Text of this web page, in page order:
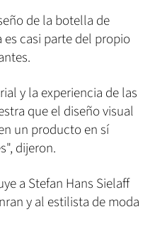
de la botella de
es casi parte del propio
y la experiencia de las
que el diseño visual
un producto en sí
dijeron.
a Stefan Hans Sielaff
y al estilista de moda